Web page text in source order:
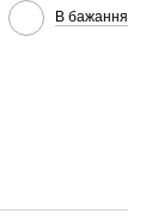
В бажання